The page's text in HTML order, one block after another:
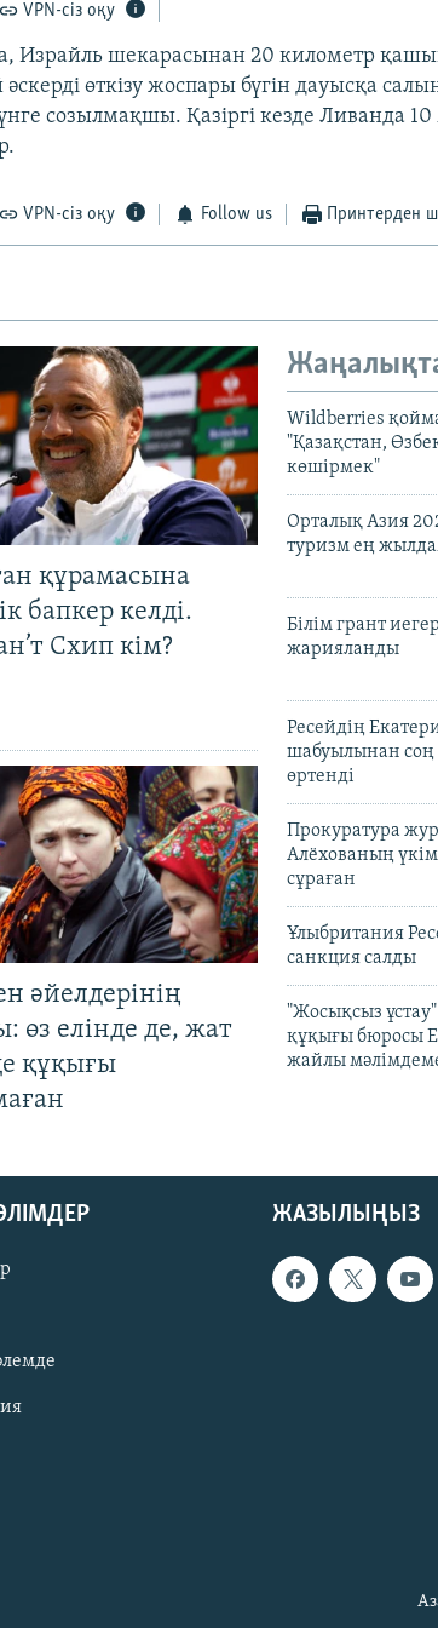
VPN-сіз оқу
Израйль шекарасынан 20 километр
әскерді өткізу жоспары бүгін дауысқа
созылмақшы. Қазіргі кезде Ливанда
VPN-сіз оқу Follow us Принтерден
құрамасына
бапкер келді.
Схип кім?
әйелдерінің
өз елінде де, жат
құқығы
Wildberries
"Қазақстан,
көшірмек"
Орталық Азия
туризм ең
Білім грант
жарияланды
Ресейдің
шабуылынан
өртенді
Прокуратура
Алёхованың
сұраған
Ұлыбритания
санкция салды
"Жосықсыз
құқығы бюросы
жайлы
ЖАЗЫЛЫҢЫЗ